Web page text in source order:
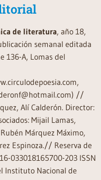
de literatura, año 18,
semanal editada
136-A, Lomas del
//
Alí Calderón. Director:
Mijail Lamas,
Márquez Máximo,
Espinoza.// Reserva de
033018165700-203 ISSN
Instituto Nacional de